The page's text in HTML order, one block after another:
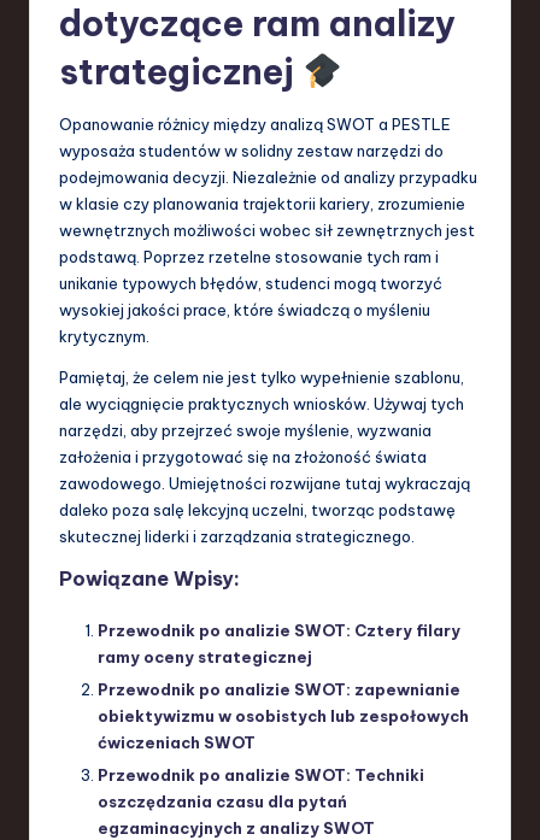
dotyczące ram analizy
strategicznej
Opanowanie różnicy między analizą SWOT a PESTLE
wyposaża studentów w solidny zestaw narzędzi do
podejmowania decyzji. Niezależnie od analizy przypadku
w klasie czy planowania trajektorii kariery, zrozumienie
wewnętrznych możliwości wobec sił zewnętrznych jest
podstawą. Poprzez rzetelne stosowanie tych ram i
unikanie typowych błędów, studenci mogą tworzyć
wysokiej jakości prace, które świadczą o myśleniu
krytycznym.
Pamiętaj, że celem nie jest tylko wypełnienie szablonu,
ale wyciągnięcie praktycznych wniosków. Używaj tych
narzędzi, aby przejrzeć swoje myślenie, wyzwania
założenia i przygotować się na złożoność świata
zawodowego. Umiejętności rozwijane tutaj wykraczają
daleko poza salę lekcyjną uczelni, tworząc podstawę
skutecznej liderki i zarządzania strategicznego.
Powiązane Wpisy:
Przewodnik po analizie SWOT: Cztery filary
ramy oceny strategicznej
Przewodnik po analizie SWOT: zapewnianie
obiektywizmu w osobistych lub zespołowych
ćwiczeniach SWOT
Przewodnik po analizie SWOT: Techniki
oszczędzania czasu dla pytań
egzaminacyjnych z analizy SWOT